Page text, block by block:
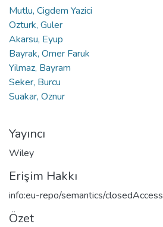
Mutlu, Cigdem Yazici
Ozturk, Guler
Akarsu, Eyup
Bayrak, Omer Faruk
Yilmaz, Bayram
Seker, Burcu
Suakar, Oznur
Yayıncı
Wiley
Erişim Hakkı
info:eu-repo/semantics/closedAccess
Özet